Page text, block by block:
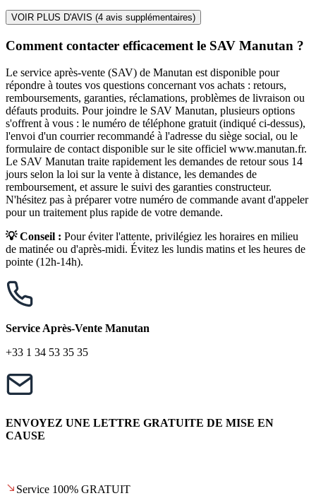
VOIR PLUS D'AVIS (4 avis supplémentaires)
Comment contacter efficacement le SAV Manutan ?
Le service après-vente (SAV) de Manutan est disponible pour
répondre à toutes vos questions concernant vos achats : retours,
remboursements, garanties, réclamations, problèmes de livraison ou
défauts produits. Pour joindre le SAV Manutan, plusieurs options
s'offrent à vous : le numéro de téléphone gratuit (indiqué ci-dessus),
l'envoi d'un courrier recommandé à l'adresse du siège social, ou le
formulaire de contact disponible sur le site officiel www.manutan.fr.
Le SAV Manutan traite rapidement les demandes de retour sous 14
jours selon la loi sur la vente à distance, les demandes de
remboursement, et assure le suivi des garanties constructeur.
N'hésitez pas à préparer votre numéro de commande avant d'appeler
pour un traitement plus rapide de votre demande.
💡 Conseil : Pour éviter l'attente, privilégiez les horaires en milieu
de matinée ou d'après-midi. Évitez les lundis matins et les heures de
pointe (12h-14h).
Service Après-Vente Manutan
+33 1 34 53 35 35
ENVOYEZ UNE LETTRE GRATUITE DE MISE EN
CAUSE
Service 100% GRATUIT